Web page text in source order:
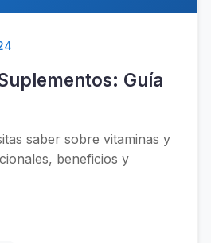
Guía
saber sobre vitaminas y
beneficios y